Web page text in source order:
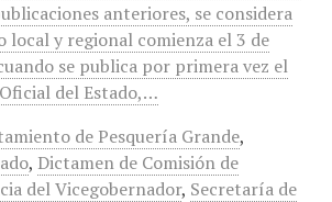
anteriores, se considera
local y regional comienza el 3 de
se publica por primera vez el
del Estado,…
de Pesquería Grande,
, Dictamen de Comisión de
del Vicegobernador, Secretaría de